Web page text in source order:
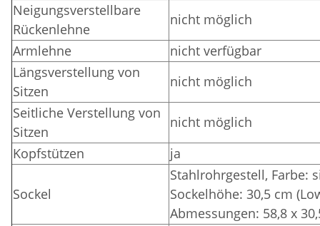
Neigungsverstellbare
Rückenlehne
nicht möglich
Armlehne
nicht verfügbar
Längsverstellung von
Sitzen
nicht möglich
Seitliche Verstellung von
Sitzen
nicht möglich
Kopfstützen
ja
Sockel
Stahlrohrgestell, Farbe:
Sockelhöhe: 30,5 cm
Abmessungen: 58,8 x